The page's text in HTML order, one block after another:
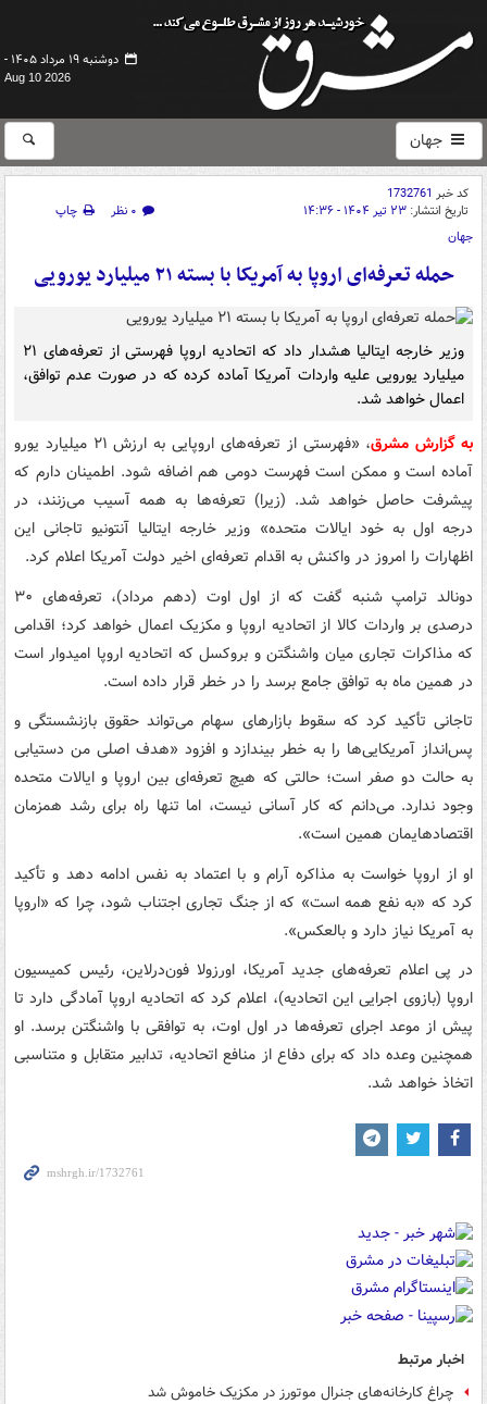
دوشنبه ۱۹ مرداد ۱۴۰۵ -
Aug 10 2026
جهان
کد خبر 1732761
تاریخ انتشار: ۲۳ تیر ۱۴۰۴ - ۱۴:۳۶ ۰ نظر
چاپ
جهان
حمله تعرفه‌ای اروپا به آمریکا با بسته ۲۱ میلیارد یورویی
وزیر خارجه ایتالیا هشدار داد که اتحادیه اروپا فهرستی از تعرفه‌های ۲۱
میلیارد یورویی علیه واردات آمریکا آماده کرده که در صورت عدم توافق،
اعمال خواهد شد.
به گزارش مشرق
، «فهرستی از تعرفه‌های اروپایی به ارزش ۲۱ میلیارد یورو
آماده است و ممکن است فهرست دومی هم اضافه شود. اطمینان دارم که
پیشرفت حاصل خواهد شد. (زیرا) تعرفه‌ها به همه آسیب می‌زنند، در
درجه اول به خود ایالات متحده» وزیر خارجه ایتالیا آنتونیو تاجانی این
اظهارات را امروز در واکنش به اقدام تعرفه‌ای اخیر دولت آمریکا اعلام کرد.
دونالد ترامپ شنبه گفت که از اول اوت (دهم مرداد)، تعرفه‌های ۳۰
درصدی بر واردات کالا از اتحادیه اروپا و مکزیک اعمال خواهد کرد؛ اقدامی
که مذاکرات تجاری میان واشنگتن و بروکسل که اتحادیه اروپا امیدوار است
در همین ماه به توافق جامع برسد را در خطر قرار داده است.
تاجانی تأکید کرد که سقوط بازارهای سهام می‌تواند حقوق بازنشستگی و
پس‌انداز آمریکایی‌ها را به خطر بیندازد و افزود «هدف اصلی من دستیابی
به حالت دو صفر است؛ حالتی که هیچ تعرفه‌ای بین اروپا و ایالات متحده
وجود ندارد. می‌دانم که کار آسانی نیست، اما تنها راه برای رشد همزمان
اقتصادهایمان همین است».
او از اروپا خواست به مذاکره‌ آرام و با اعتماد به نفس ادامه دهد و تأکید
کرد که «به نفع همه است» که از جنگ تجاری اجتناب شود، چرا که «اروپا
به آمریکا نیاز دارد و بالعکس».
در پی اعلام تعرفه‌های جدید آمریکا، اورزولا فون‌درلاین، رئیس کمیسیون
اروپا (بازوی اجرایی این اتحادیه)، اعلام کرد که اتحادیه اروپا آمادگی دارد تا
پیش از موعد اجرای تعرفه‌ها در اول اوت، به توافقی با واشنگتن برسد. او
همچنین وعده داد که برای دفاع از منافع اتحادیه، تدابیر متقابل و متناسبی
اتخاذ خواهد شد.
اخبار مرتبط
چراغ کارخانه‌های جنرال موتورز در مکزیک خاموش شد